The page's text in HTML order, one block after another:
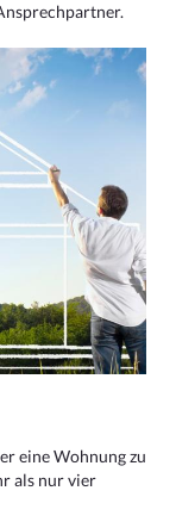
eine Wohnung zu
als nur vier